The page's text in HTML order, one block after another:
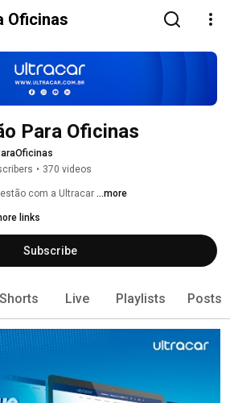
Oficinas
Para Oficinas
• 370 videos
com a Ultracar ...more
links
Subscribe
Shorts Live Playlists Posts